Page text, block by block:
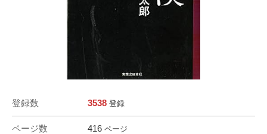
登録数 3538 登録
ページ数 416 ページ